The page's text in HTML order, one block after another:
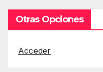
Otras Opciones
Acceder